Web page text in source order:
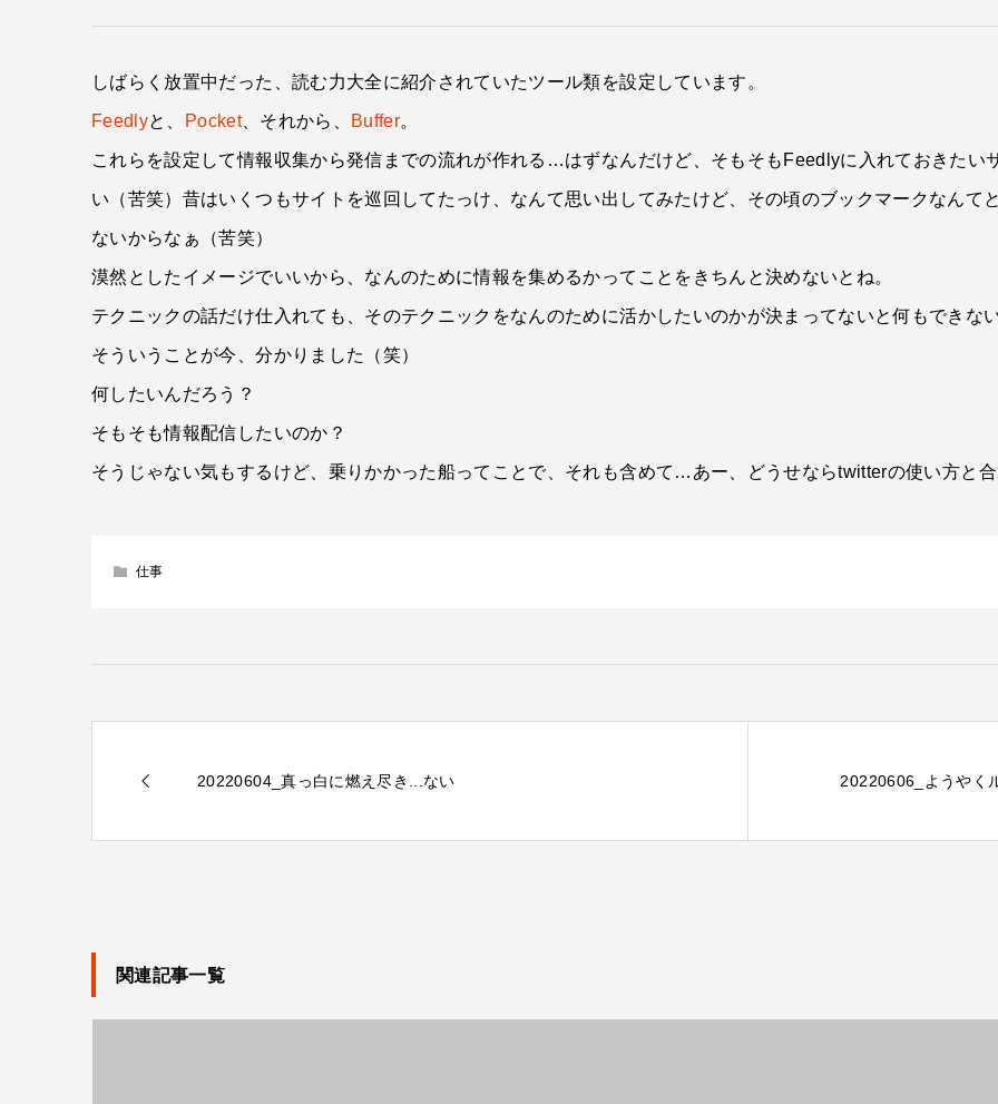
しばらく放置中だった、読む力大全に紹介されていたツール類を設定しています。
Feedlyと、 Pocket、それから、 Buffer。
これらを設定して情報収集から発信までの流れが作れる…はずなんだけど、そもそもFeedlyに入れておきたい
い（苦笑）昔はいくつもサイトを巡回してたっけ、なんて思い出してみたけど、その頃のブックマークなんて
ないからなぁ（苦笑）
漠然としたイメージでいいから、なんのために情報を集めるかってことをきちんと決めないとね。
テクニックの話だけ仕入れても、そのテクニックをなんのために活かしたいのかが決まってないと何もできな
そういうことが今、分かりました（笑）
何したいんだろう？
そもそも情報配信したいのか？
そうじゃない気もするけど、乗りかかった船ってことで、それも含めて…あー、どうせならtwitterの使い方と合
仕事
20220604_真っ白に燃え尽き...ない 20220606_ようやく
関連記事一覧